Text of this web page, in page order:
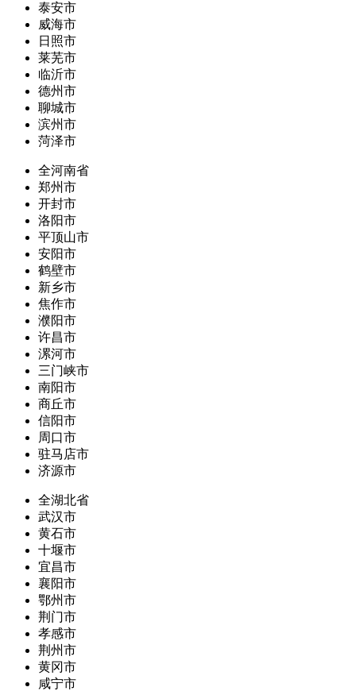
泰安市
威海市
日照市
莱芜市
临沂市
德州市
聊城市
滨州市
菏泽市
全河南省
郑州市
开封市
洛阳市
平顶山市
安阳市
鹤壁市
新乡市
焦作市
濮阳市
许昌市
漯河市
三门峡市
南阳市
商丘市
信阳市
周口市
驻马店市
济源市
全湖北省
武汉市
黄石市
十堰市
宜昌市
襄阳市
鄂州市
荆门市
孝感市
荆州市
黄冈市
咸宁市